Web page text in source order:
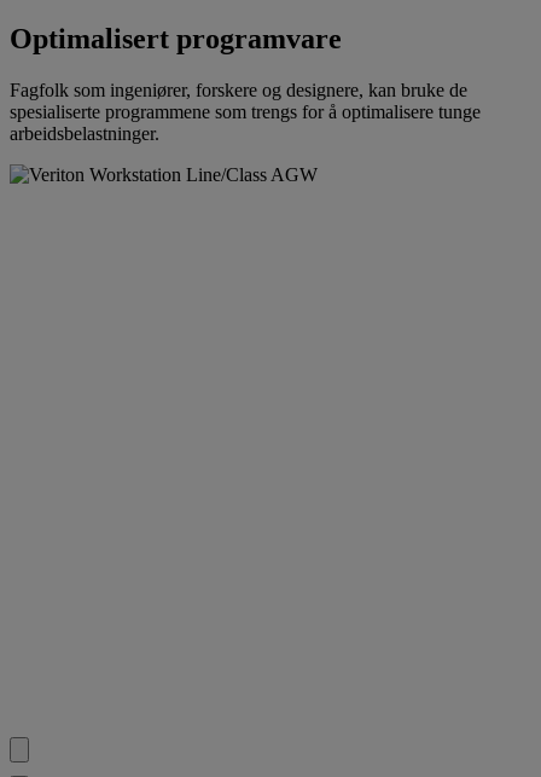
Optimalisert programvare
Fagfolk som ingeniører, forskere og designere, kan bruke de
spesialiserte programmene som trengs for å optimalisere tunge
arbeidsbelastninger.